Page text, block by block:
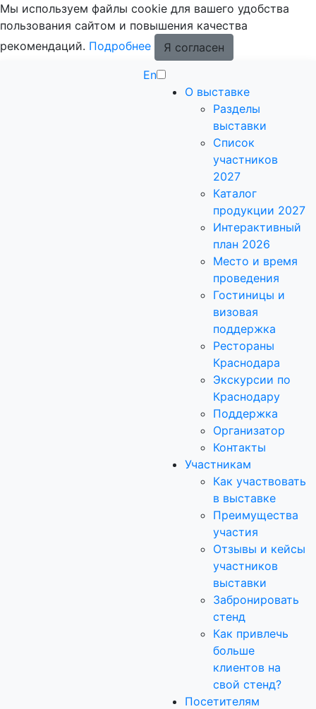
Мы используем файлы cookie для вашего удобства
пользования сайтом и повышения качества
рекомендаций. Подробнее
Я согласен
En
О выставке
Разделы
выставки
Список
участников
2027
Каталог
продукции 2027
Интерактивный
план 2026
Место и время
проведения
Гостиницы и
визовая
поддержка
Рестораны
Краснодара
Экскурсии по
Краснодару
Поддержка
Организатор
Контакты
Участникам
Как участвовать
в выставке
Преимущества
участия
Отзывы и кейсы
участников
выставки
Забронировать
стенд
Как привлечь
больше
клиентов на
свой стенд?
Посетителям